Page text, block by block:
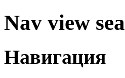
Nav view
Навигация